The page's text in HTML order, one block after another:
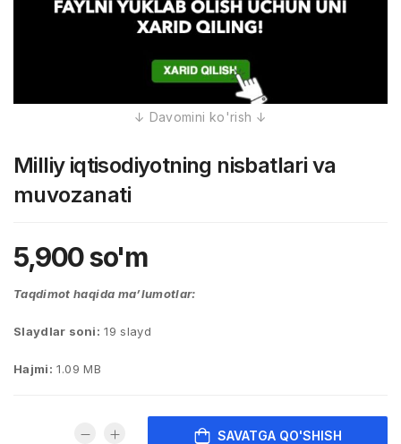
Milliy iqtisodiyotning nisbatlari va
muvozanati
5,900so'm
Taqdimot haqida ma’lumotlar:
Slaydlar soni: 19 slayd
Hajmi: 1.09 MB
SAVATGA QO'SHISH